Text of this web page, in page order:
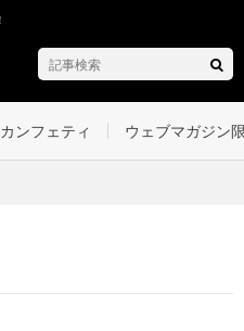
ンフェティ ウェブマガジン